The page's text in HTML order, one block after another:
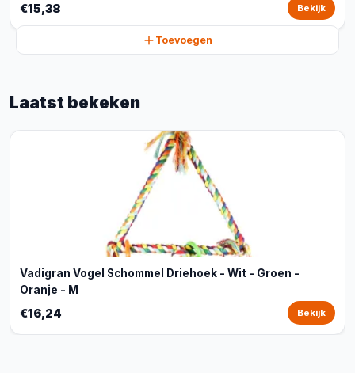
€15,38 Bekijk
Toevoegen
Laatst bekeken
Vadigran Vogel Schommel Driehoek - Wit - Groen -
Oranje - M
€16,24 Bekijk